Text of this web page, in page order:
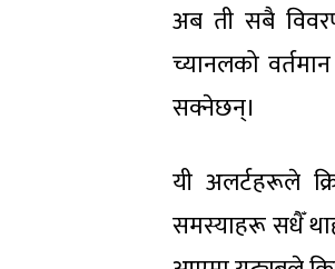
अब ती सबै
च्यानलको
सक्नेछन्।
यी अलर्टहरूले
समस्याहरू सधैँ